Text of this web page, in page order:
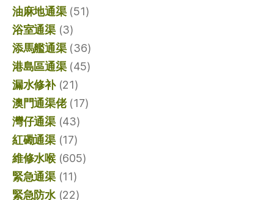
油麻地通渠(51)
浴室通渠(3)
添馬艦通渠(36)
港島區通渠(45)
漏水修补(21)
澳門通渠佬(17)
灣仔通渠(43)
紅磡通渠(17)
維修水喉(605)
緊急通渠(11)
緊急防水(22)